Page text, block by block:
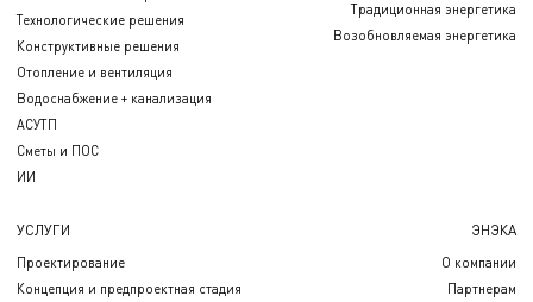
Технологические решения
Конструктивные решения
Отопление и вентиляция
Водоснабжение + канализация
АСУТП
Сметы и ПОС
ИИ
Традиционная энергетика
Возобновляемая энергетика
УСЛУГИ
Проектирование
Концепция и предпроектная стадия
ЭНЭКА
О компании
Партнерам